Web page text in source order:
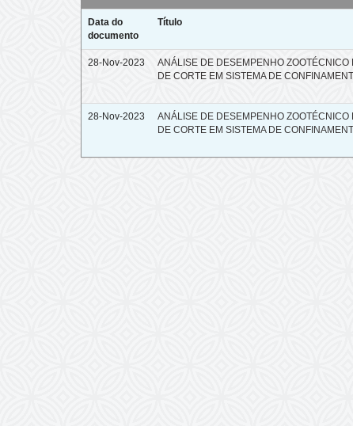
Data do
documento
Título
28-Nov-2023
ANÁLISE DE DESEMPENHO ZOOTÉCNICO
DE CORTE EM SISTEMA DE
28-Nov-2023
ANÁLISE DE DESEMPENHO ZOOTÉCNICO
DE CORTE EM SISTEMA DE